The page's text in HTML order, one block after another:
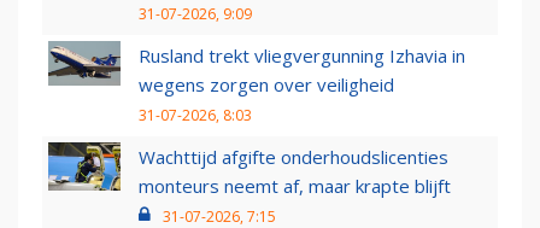
31-07-2026, 9:09
Rusland trekt vliegvergunning Izhavia in
wegens zorgen over veiligheid
31-07-2026, 8:03
Wachttijd afgifte onderhoudslicenties
monteurs neemt af, maar krapte blijft
31-07-2026, 7:15